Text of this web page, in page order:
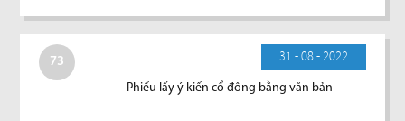
73 31 - 08 - 2022
Phiếu lấy ý kiến cổ đông bằng văn bản